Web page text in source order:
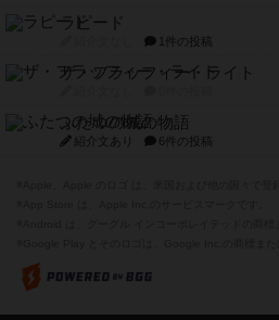
ラピード
1件の投稿
ザ・フラッフィー・ライト
ふたつの城の物語
紹介文あり 6件の投稿